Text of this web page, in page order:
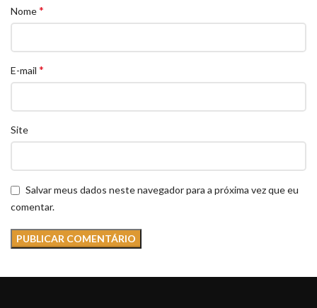
Nome*
E-mail *
Site
Salvar meus dados neste navegador para a próxima vez que eu
comentar.